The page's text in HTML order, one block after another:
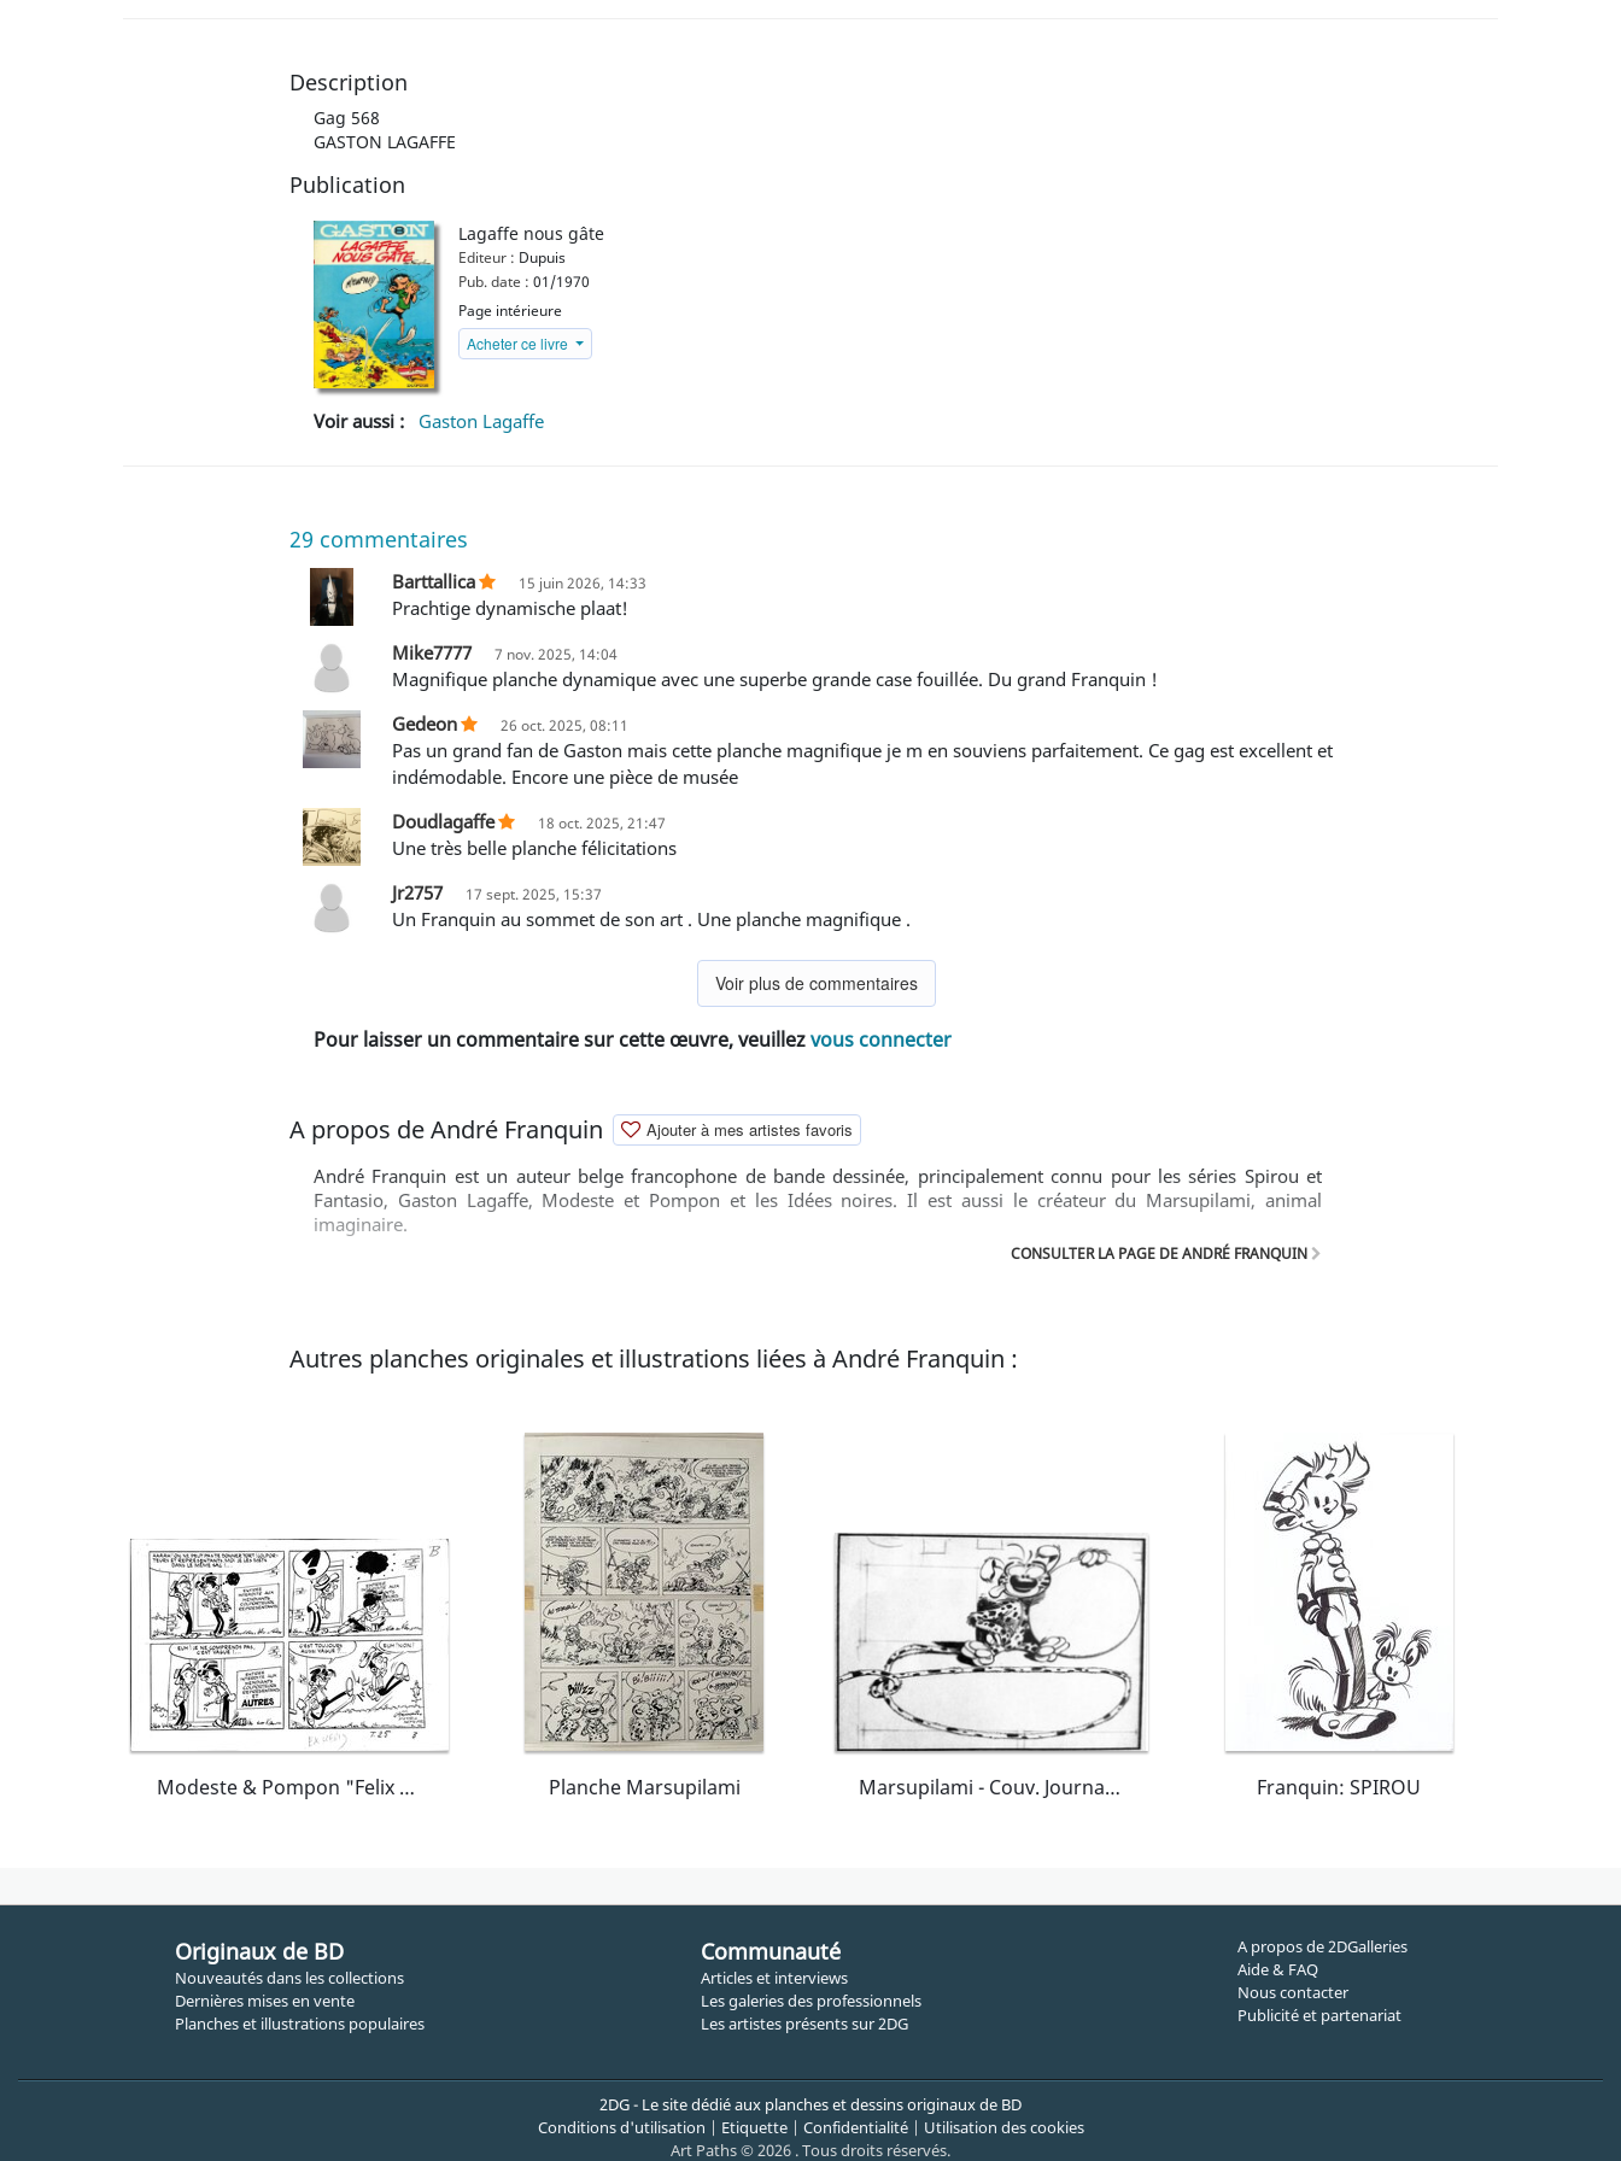
Description
Gag 568
GASTON LAGAFFE
Publication
Lagaffe nous gâte
Editeur : Dupuis
Pub. date : 01/1970
Page intérieure
Acheter ce livre
Voir aussi : Gaston Lagaffe
29 commentaires
Barttallica 15 juin 2026, 14:33
Prachtige dynamische plaat!
Mike7777
7 nov. 2025, 14:04
Magnifique planche dynamique avec une superbe grande case fouillée. Du grand Franquin !
Gedeon
26 oct. 2025, 08:11
Pas un grand fan de Gaston mais cette planche magnifique je m en souviens parfaitement. Ce gag est excellent et
indémodable. Encore une pièce de musée
Doudlagaffe
18 oct. 2025, 21:47
une très belle planche félicitations
Jr2757
17 sept. 2025, 15:37
Un Franquin au sommet de son art . Une planche magnifique .
Voir plus de commentaires
Pour laisser un commentaire sur cette œuvre, veuillezvous connecter
A propos de André Franquin Ajouter à mes artistes favoris
André Franquin est un auteur belge francophone de bande dessinée, principalement connu pour les séries Spirou et
Fantasio, Gaston Lagaffe, Modeste et Pompon et les Idées noires. Il est aussi le créateur du Marsupilami, animal
imaginaire.
CONSULTER LA PAGE DE ANDRÉ FRANQUIN
Autres planches originales et illustrations liées à André Franquin :
Modeste & Pompon "Felix agace Modeste" Planche Marsupilami Marsupilami - Couv. Journal Spirou n°1682 Franquin: SPIROU
Originaux de BD
Nouveautés dans les collections
Dernières mises en vente
Planches et illustrations populaires
Communauté
Articles et interviews
Les galeries des professionnels
Les artistes présents sur 2DG
A propos de 2DGalleries
Aide & FAQ
Nous contacter
Publicité et partenariat
2DG - Le site dédié aux planches et dessins originaux de BD
Conditions d'utilisation | Etiquette| Confidentialité| Utilisation des cookies
Art Paths © 2026 . Tous droits réservés.